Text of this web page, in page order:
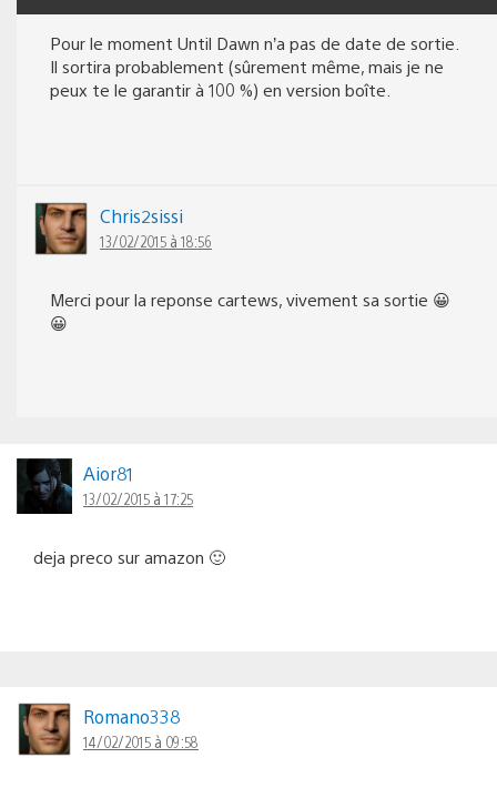
Pour le moment Until Dawn n’a pas de date de sortie.
Il sortira probablement (sûrement même, mais je ne
peux te le garantir à 100 %) en version boîte.
Chris2sissi
13/02/2015 à 18:56
Merci pour la reponse cartews, vivement sa sortie 😀
😀
Aior81
13/02/2015 à 17:25
deja preco sur amazon 🙂
Romano338
14/02/2015 à 09:58